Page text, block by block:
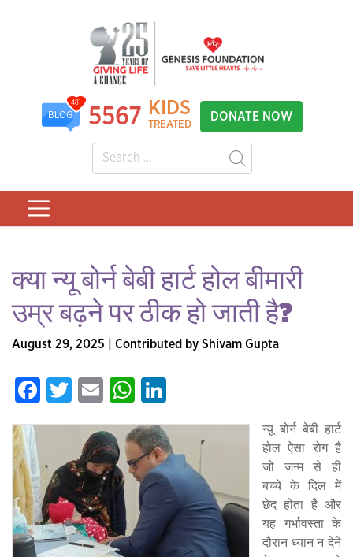
BLOG
481
5567 KIDS
TREATED
DONATE NOW
क्या न्यू बोर्न बेबी हार्ट होल बीमारी
उम्र बढ़ने पर ठीक हो जाती है?
August 29, 2025 | Contributed by Shivam Gupta
Facebook
Twitter
EmailWhatsApp
न्यू बोर्न बेबी हार्ट
होल ऐसा रोग है
जो जन्म से ही
बच्चे के दिल में
छेद होता है और
यह गर्भावस्ता के
दौरान ध्यान न देने